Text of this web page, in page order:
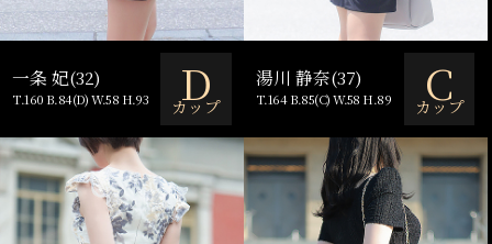
一条 妃(32)
T.160 B.84(D) W.58 H.93 D
カップ
湯川 静奈(37)
T.164 B.85(C) W.58 H.89 C
カップ